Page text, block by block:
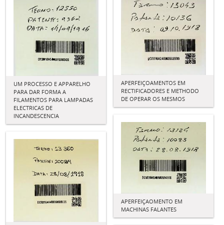
UM PROCESSO E APPARELHO
PARA DAR FORMA A
FILAMENTOS PARA LAMPADAS
ELECTRICAS DE
INCANDESCENCIA
APERFEIÇOAMENTOS EM
RECTIFICADORES E METHODO
DE OPERAR OS MESMOS
APERFEIÇAOMENTO EM
MACHINAS FALANTES